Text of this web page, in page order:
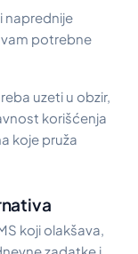
naprednije
vam potrebne
uzeti u obzir,
korišćenja
koje pruža
koji olakšava,